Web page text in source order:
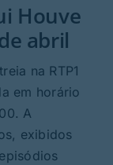
Houve
abril
na RTP1
em horário
A
exibidos